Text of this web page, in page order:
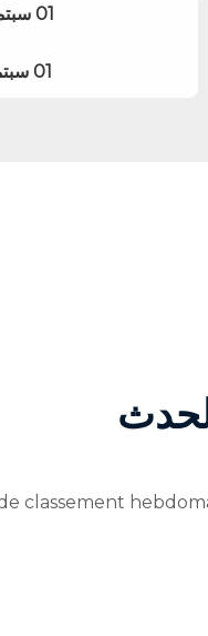
01 سبتمبر 2026 06:00 (UTC)
01 سبتمبر 2026 15:00 (UTC)
classement